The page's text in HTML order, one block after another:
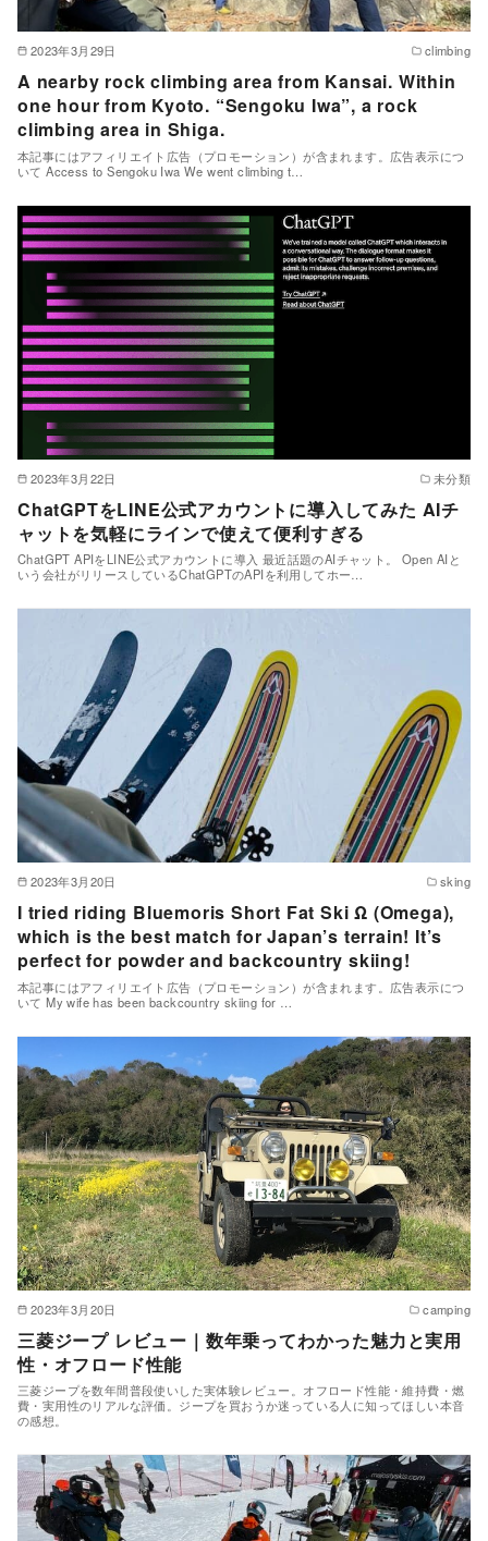
2023年3月29日 climbing
A nearby rock climbing area from Kansai. Within
one hour from Kyoto. “Sengoku Iwa”, a rock
climbing area in Shiga.
本記事にはアフィリエイト広告（プロモーション）が含まれます。広告表示につ
いて Access to Sengoku Iwa We went climbing t…
2023年3月22日 未分類
ChatGPTをLINE公式アカウントに導入してみた AIチ
ャットを気軽にラインで使えて便利すぎる
ChatGPT APIをLINE公式アカウントに導入 最近話題のAIチャット。 Open AIと
いう会社がリリースしているChatGPTのAPIを利用してホー…
2023年3月20日 sking
I tried riding Bluemoris Short Fat Ski Ω (Omega),
which is the best match for Japan’s terrain! It’s
perfect for powder and backcountry skiing!
本記事にはアフィリエイト広告（プロモーション）が含まれます。広告表示につ
いて My wife has been backcountry skiing for …
2023年3月20日 camping
三菱ジープ レビュー｜数年乗ってわかった魅力と実用
性・オフロード性能
三菱ジープを数年間普段使いした実体験レビュー。オフロード性能・維持費・燃
費・実用性のリアルな評価。ジープを買おうか迷っている人に知ってほしい本音
の感想。